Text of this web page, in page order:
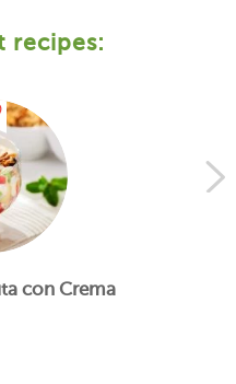
recipes:
con Crema